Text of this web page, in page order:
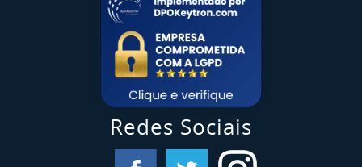
Redes Sociais